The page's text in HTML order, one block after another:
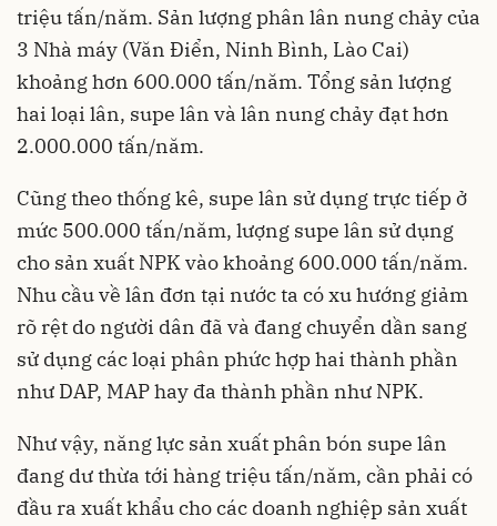
triệu tấn/năm. Sản lượng phân lân nung chảy của
3 Nhà máy (Văn Điển, Ninh Bình, Lào Cai)
khoảng hơn 600.000 tấn/năm. Tổng sản lượng
hai loại lân, supe lân và lân nung chảy đạt hơn
2.000.000 tấn/năm.
Cũng theo thống kê, supe lân sử dụng trực tiếp ở
mức 500.000 tấn/năm, lượng supe lân sử dụng
cho sản xuất NPK vào khoảng 600.000 tấn/năm.
Nhu cầu về lân đơn tại nước ta có xu hướng giảm
rõ rệt do người dân đã và đang chuyển dần sang
sử dụng các loại phân phức hợp hai thành phần
như DAP, MAP hay đa thành phần như NPK.
Như vậy, năng lực sản xuất phân bón supe lân
đang dư thừa tới hàng triệu tấn/năm, cần phải có
đầu ra xuất khẩu cho các doanh nghiệp sản xuất